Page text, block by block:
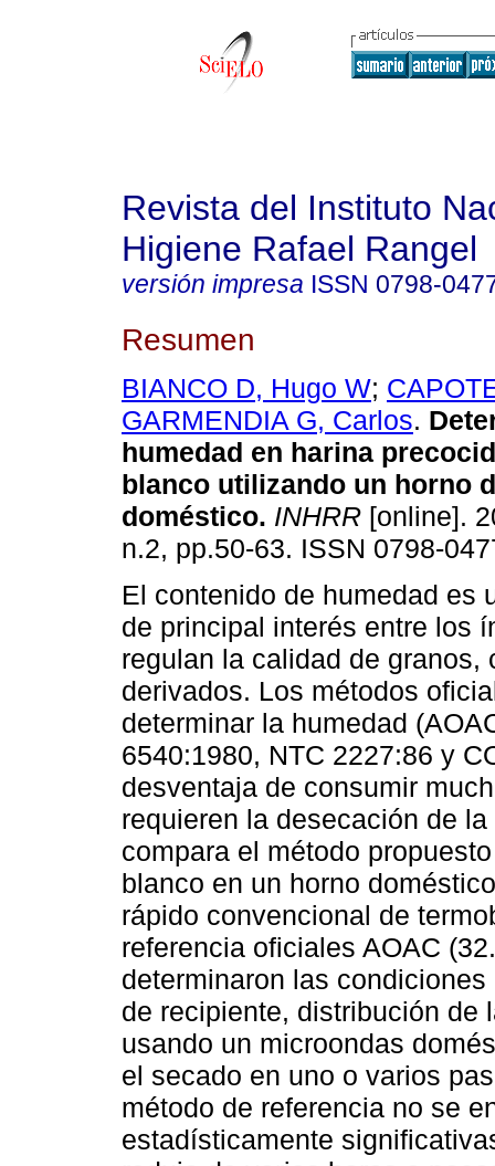
Revista del Instituto
Higiene Rafael Rangel
versión impresa ISSN 0798-
Resumen
BIANCO D, Hugo W;
GARMENDIA G, Carlos.
humedad en harina
blanco utilizando un horno
doméstico. INHRR [online].
n.2, pp.50-63. ISSN 0798-
El contenido de humedad es
de principal interés entre los
regulan la calidad de granos,
derivados. Los métodos
determinar la humedad
6540:1980, NTC 2227:86 y
desventaja de consumir
requieren la desecación de
compara el método
blanco en un horno
rápido convencional de
referencia oficiales AOAC
determinaron las
de recipiente, distribución de
usando un microondas
el secado en uno o varios
método de referencia no se
estadísticamente